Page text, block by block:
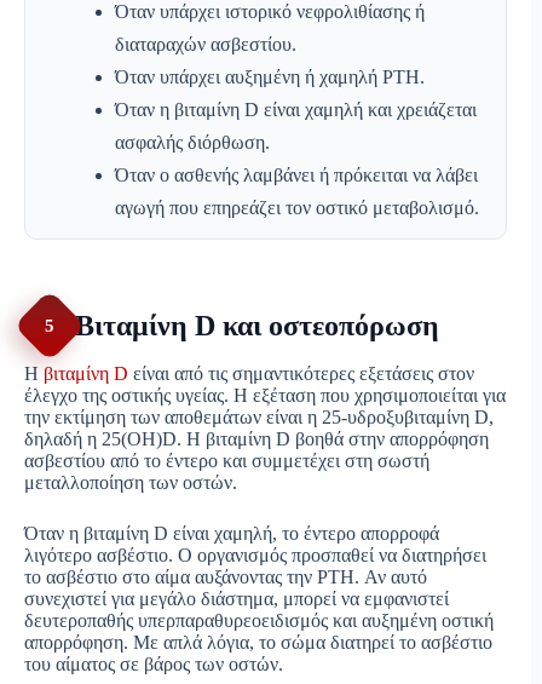
Όταν υπάρχει ιστορικό νεφρολιθίασης ή
διαταραχών ασβεστίου.
Όταν υπάρχει αυξημένη ή χαμηλή PTH.
Όταν η βιταμίνη D είναι χαμηλή και χρειάζεται
ασφαλής διόρθωση.
Όταν ο ασθενής λαμβάνει ή πρόκειται να λάβει
αγωγή που επηρεάζει τον οστικό μεταβολισμό.
5 Βιταμίνη D και οστεοπόρωση
Η βιταμίνη D είναι από τις σημαντικότερες εξετάσεις στον
έλεγχο της οστικής υγείας. Η εξέταση που χρησιμοποιείται για
την εκτίμηση των αποθεμάτων είναι η 25-υδροξυβιταμίνη D,
δηλαδή η 25(OH)D. Η βιταμίνη D βοηθά στην απορρόφηση
ασβεστίου από το έντερο και συμμετέχει στη σωστή
μεταλλοποίηση των οστών.
Όταν η βιταμίνη D είναι χαμηλή, το έντερο απορροφά
λιγότερο ασβέστιο. Ο οργανισμός προσπαθεί να διατηρήσει
το ασβέστιο στο αίμα αυξάνοντας την PTH. Αν αυτό
συνεχιστεί για μεγάλο διάστημα, μπορεί να εμφανιστεί
δευτεροπαθής υπερπαραθυρεοειδισμός και αυξημένη οστική
απορρόφηση. Με απλά λόγια, το σώμα διατηρεί το ασβέστιο
του αίματος σε βάρος των οστών.